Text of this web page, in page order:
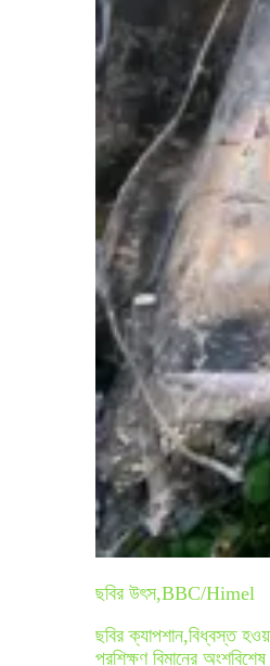
ছবির উৎস,BBC/Himel
ছবির ক্যাপশান,বিধ্বস্ত
প্রশিক্ষণ বিমানের অংশবিশেষ